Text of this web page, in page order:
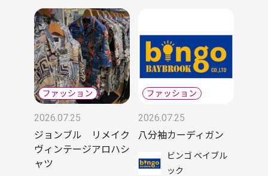
2026.07.25
ジョンブル リメイク
ヴィンテージアロハシ
ャツ
2026.07.25
八分袖カーディガン
ビンゴ ベイブル
ック